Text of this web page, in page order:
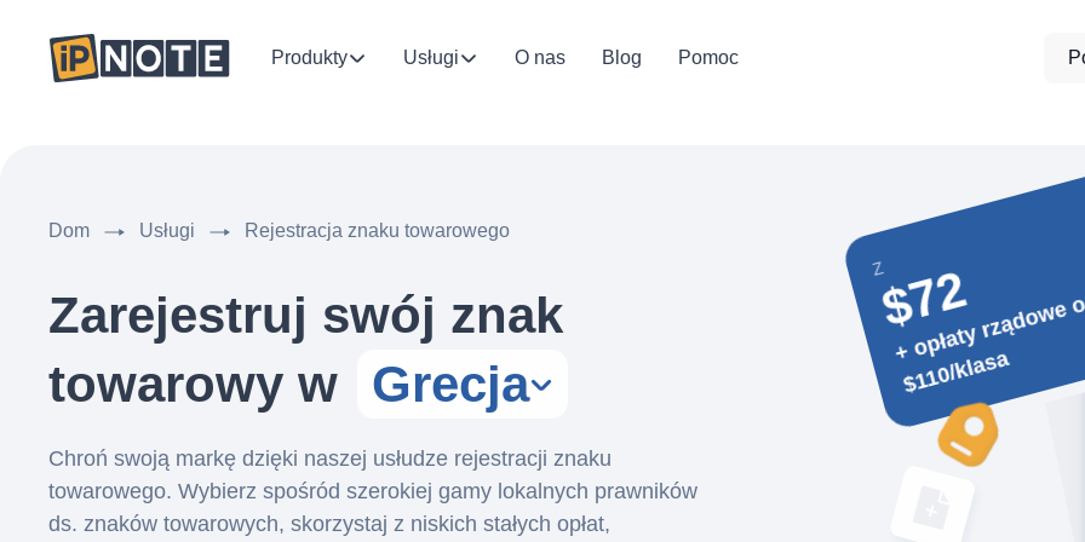
Produkty Usługi O nas Blog Pomoc
Dom Usługi Rejestracja znaku towarowego
Zarejestruj swój znak
towarowy w
Grecja
Chroń swoją markę dzięki naszej usłudze rejestracji znaku
towarowego. Wybierz spośród szerokiej gamy lokalnych prawników
ds. znaków towarowych, skorzystaj z niskich stałych opłat,
Z$72
y
a